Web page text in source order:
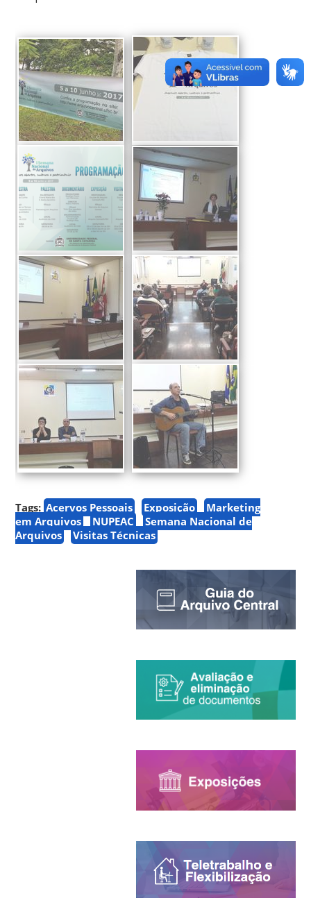
Tags: Acervos Pessoais Exposição
Marketing
em Arquivos
NUPEAC
Semana Nacional de
Arquivos
Visitas Técnicas